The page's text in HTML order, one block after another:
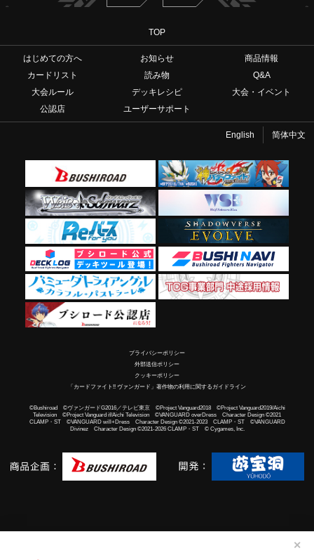
✕
TOP
はじめての方へ お知らせ
商品情報
カードリスト
読み物
Q&A
大会ルール
デッキレシピ
大会・イベント
公認店
ユーザーサポート
English 简体中文
プライバシーポリシー
外部送信ポリシー
クッキーポリシー
「カードファイト!! ヴァンガード」著作物の利用に関するガイドライン
©Bushiroad ©ヴァンガードG2016／テレビ東京 ©Project Vanguard2018 ©Project Vanguard2019/Aichi
Television ©Project Vanguard if/Aichi Television ©VANGUARD overDress Character Design ©2021
CLAMP・ST ©VANGUARD will+Dress Character Design ©2021-2023 CLAMP・ST ©VANGUARD
Divinez Character Design ©2021-2026 CLAMP・ST © Cygames, Inc.